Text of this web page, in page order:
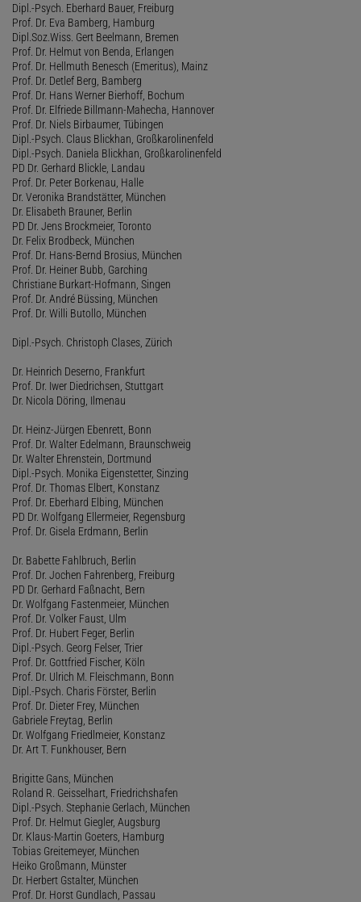
Dipl.-Psych. Eberhard Bauer, Freiburg
Prof. Dr. Eva Bamberg, Hamburg
Dipl.Soz.Wiss. Gert Beelmann, Bremen
Prof. Dr. Helmut von Benda, Erlangen
Prof. Dr. Hellmuth Benesch (Emeritus), Mainz
Prof. Dr. Detlef Berg, Bamberg
Prof. Dr. Hans Werner Bierhoff, Bochum
Prof. Dr. Elfriede Billmann-Mahecha, Hannover
Prof. Dr. Niels Birbaumer, Tübingen
Dipl.-Psych. Claus Blickhan, Großkarolinenfeld
Dipl.-Psych. Daniela Blickhan, Großkarolinenfeld
PD Dr. Gerhard Blickle, Landau
Prof. Dr. Peter Borkenau, Halle
Dr. Veronika Brandstätter, München
Dr. Elisabeth Brauner, Berlin
PD Dr. Jens Brockmeier, Toronto
Dr. Felix Brodbeck, München
Prof. Dr. Hans-Bernd Brosius, München
Prof. Dr. Heiner Bubb, Garching
Christiane Burkart-Hofmann, Singen
Prof. Dr. André Büssing, München
Prof. Dr. Willi Butollo, München
Dipl.-Psych. Christoph Clases, Zürich
Dr. Heinrich Deserno, Frankfurt
Prof. Dr. Iwer Diedrichsen, Stuttgart
Dr. Nicola Döring, Ilmenau
Dr. Heinz-Jürgen Ebenrett, Bonn
Prof. Dr. Walter Edelmann, Braunschweig
Dr. Walter Ehrenstein, Dortmund
Dipl.-Psych. Monika Eigenstetter, Sinzing
Prof. Dr. Thomas Elbert, Konstanz
Prof. Dr. Eberhard Elbing, München
PD Dr. Wolfgang Ellermeier, Regensburg
Prof. Dr. Gisela Erdmann, Berlin
Dr. Babette Fahlbruch, Berlin
Prof. Dr. Jochen Fahrenberg, Freiburg
PD Dr. Gerhard Faßnacht, Bern
Dr. Wolfgang Fastenmeier, München
Prof. Dr. Volker Faust, Ulm
Prof. Dr. Hubert Feger, Berlin
Dipl.-Psych. Georg Felser, Trier
Prof. Dr. Gottfried Fischer, Köln
Prof. Dr. Ulrich M. Fleischmann, Bonn
Dipl.-Psych. Charis Förster, Berlin
Prof. Dr. Dieter Frey, München
Gabriele Freytag, Berlin
Dr. Wolfgang Friedlmeier, Konstanz
Dr. Art T. Funkhouser, Bern
Brigitte Gans, München
Roland R. Geisselhart, Friedrichshafen
Dipl.-Psych. Stephanie Gerlach, München
Prof. Dr. Helmut Giegler, Augsburg
Dr. Klaus-Martin Goeters, Hamburg
Tobias Greitemeyer, München
Heiko Großmann, Münster
Dr. Herbert Gstalter, München
Prof. Dr. Horst Gundlach, Passau